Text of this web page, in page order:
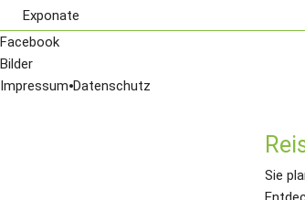
Exponate
Karte von 1643
digiCULT Objekte
Facebook
Bilder
Impressum⦁Datenschutz
Sie